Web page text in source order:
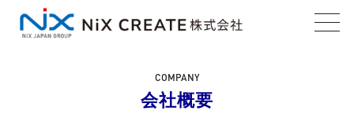
toggle
COMPANY
会社概要